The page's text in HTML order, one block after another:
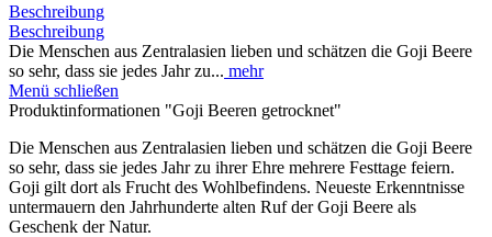
Beschreibung
Beschreibung
Die Menschen aus Zentralasien lieben und schätzen die Goji Beere
so sehr, dass sie jedes Jahr zu... mehr
Menü schließen
Produktinformationen "Goji Beeren getrocknet"
Die Menschen aus Zentralasien lieben und schätzen die Goji Beere
so sehr, dass sie jedes Jahr zu ihrer Ehre mehrere Festtage feiern.
Goji gilt dort als Frucht des Wohlbefindens. Neueste Erkenntnisse
untermauern den Jahrhunderte alten Ruf der Goji Beere als
Geschenk der Natur.